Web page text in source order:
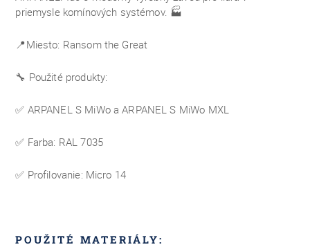
priemysle komínových systémov. 🏭
📍Miesto: Ransom the Great
🔧 Použité produkty:
✅ ARPANEL S MiWo a ARPANEL S MiWo MXL
✅ Farba: RAL 7035
✅ Profilovanie: Micro 14
POUŽITÉ MATERIÁLY: